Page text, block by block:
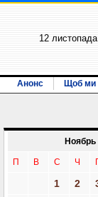
12
Анонс Щоб ми
Ноябрь
П В С Ч
1 2